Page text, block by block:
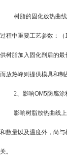
树脂的固化放热曲
过程中重要工艺参数：（
供树脂加入固化剂后的最
而放热峰则提供模具和制
2、影响OM5防腐涂
影响树脂放热曲线
和数量以及温度外，尚
关。